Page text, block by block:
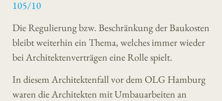
105/10
Die Regulierung bzw. Beschränkung der Baukosten
bleibt weiterhin ein Thema, welches immer wieder
bei Architektenverträgen eine Rolle spielt.
In diesem Architektenfall vor dem OLG Hamburg
waren die Architekten mit Umbauarbeiten an